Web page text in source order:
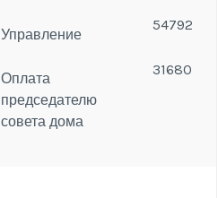
Управление
Оплата
председателю
совета дома
54792
31680